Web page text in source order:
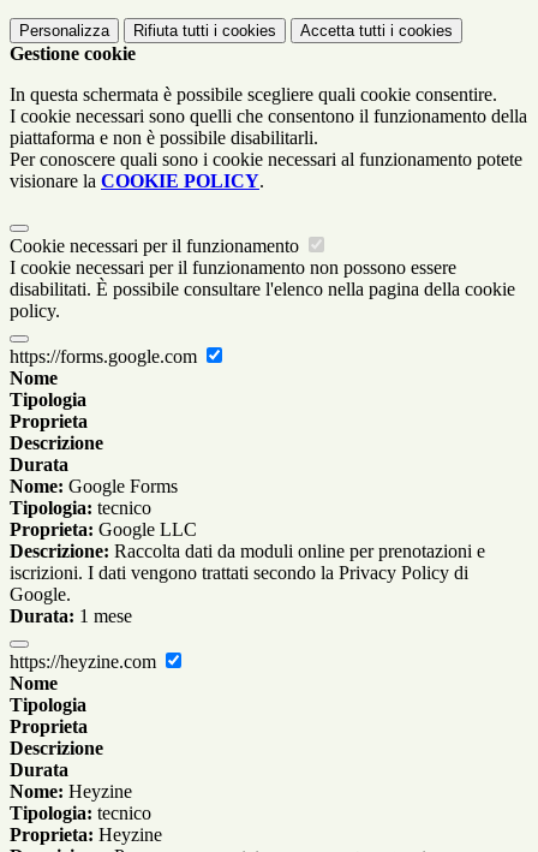
Personalizza Rifiuta tutti i cookies Accetta tutti i cookies
Gestione cookie
In questa schermata è possibile scegliere quali cookie consentire.
I cookie necessari sono quelli che consentono il funzionamento della
piattaforma e non è possibile disabilitarli.
Per conoscere quali sono i cookie necessari al funzionamento potete
visionare la COOKIE POLICY.
Cookie necessari per il funzionamento
I cookie necessari per il funzionamento non possono essere
disabilitati. È possibile consultare l'elenco nella pagina della cookie
policy.
https://forms.google.com
Nome
Tipologia
Proprieta
Descrizione
Durata
Nome: Google Forms
Tipologia: tecnico
Proprieta: Google LLC
Descrizione: Raccolta dati da moduli online per prenotazioni e
iscrizioni. I dati vengono trattati secondo la Privacy Policy di
Google.
Durata: 1 mese
https://heyzine.com
Nome
Tipologia
Proprieta
Descrizione
Durata
Nome: Heyzine
Tipologia: tecnico
Proprieta: Heyzine